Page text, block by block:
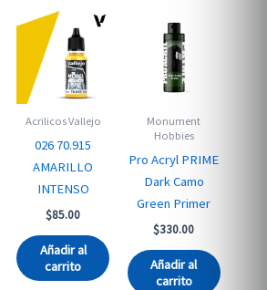
Acrilicos Vallejo
026 70.915
AMARILLO
INTENSO
$85.00
Añadir al
carrito
Monument
Hobbies
Pro Acryl PRIME
Dark Camo
Green Primer
$330.00
Añadir al
carrito